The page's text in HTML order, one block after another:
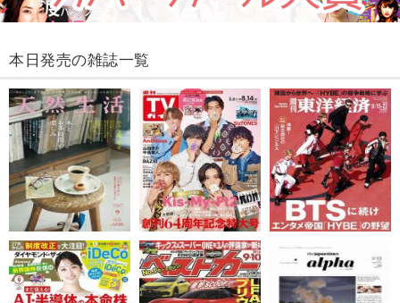
本日発売の雑誌一覧